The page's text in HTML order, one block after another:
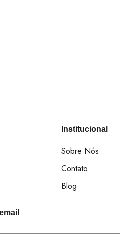
Institucional
Sobre Nós
Contato
Blog